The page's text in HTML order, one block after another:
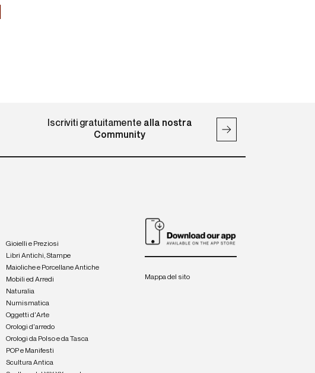
Iscriviti gratuitamente alla nostra
Community
Gioielli e Preziosi
Libri Antichi, Stampe
Maioliche e Porcellane Antiche
Mobili ed Arredi
Naturalia
Numismatica
Oggetti d'Arte
Orologi d'arredo
Orologi da Polso e da Tasca
POP e Manifesti
Scultura Antica
Mappa del sito